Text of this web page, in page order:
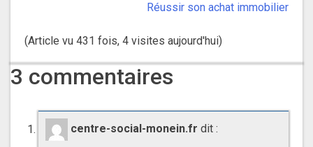
Réussir son achat immobilier
(Article vu 431 fois, 4 visites aujourd'hui)
3 commentaires
centre-social-monein.fr dit :